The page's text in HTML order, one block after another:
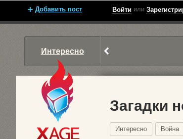
Добавить пост Войти или
Интересно
Загадки
Интересно Война